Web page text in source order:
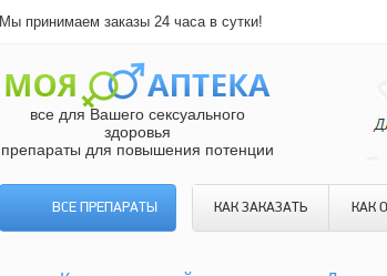
Мы принимаем заказы 24 часа в сутки!
все для Вашего сексуального
здоровья
препараты для повышения потенции
ВСЕ ПРЕПАРАТЫ КАК ЗАКАЗАТЬ КАК